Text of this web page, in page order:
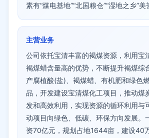
素有“煤电基地”“北国粮仓”“湿地之乡”美
主营业务
公司依托宝清丰富的褐煤资源，利用宝
褐煤蜡含量高的优势，不断提升褐煤综
产腐植酸(盐)、褐煤蜡、有机肥和绿色
品，开发建设宝清煤化工项目，推动煤
发和高效利用，实现资源的循环利用与
动项目向绿色、低碳、环保方向发展。
资70亿元，规划占地1644亩，建设40